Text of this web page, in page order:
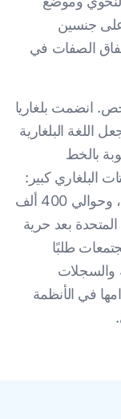
على جنسين
الصفات في
حوالي 8 ملايين شخص. انضمت بلغاريا
في عام 2007، مما جعل اللغة البلغارية
بالخط
البلغاري كبير:
يعيش حوالي 500 ألف بلغاري في إسبانيا، وحوالي 400 ألف
المملكة المتحدة بعد حرية
طلبًا
والسجلات
في الأنظمة